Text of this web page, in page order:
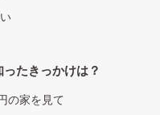
たきっかけは？
の家を見て